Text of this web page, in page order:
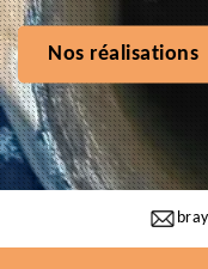
Nos réalisations